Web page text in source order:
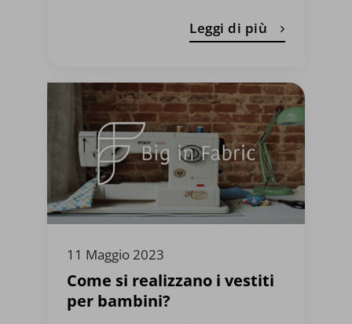
Leggi di più
Come si realizzano i vestiti
per bambini?
11 Maggio 2023